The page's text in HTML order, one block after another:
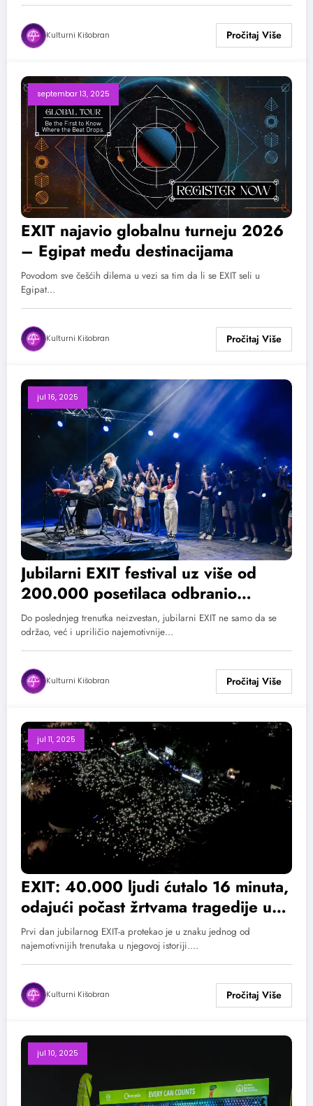
Kulturni Kišobran
septembar 13, 2025
EXIT najavio globalnu turneju 2026
– Egipat među destinacijama
Povodom sve češćih dilema u vezi sa tim da li se EXIT seli u
Egipat…
Kulturni Kišobran
jul 16, 2025
Jubilarni EXIT festival uz više od
200.000 posetilaca odbranio
slobodu uz poruku da su ljubav i
svetlost nezaustavljivi
Do poslednjeg trenutka neizvestan, jubilarni EXIT ne samo da se
održao, već i upriličio najemotivnije…
Kulturni Kišobran
jul 11, 2025
EXIT: 40.000 ljudi ćutalo 16 minuta,
odajući počast žrtvama tragedije u
Novom Sadu
Prvi dan jubilarnog EXIT-a protekao je u znaku jednog od
najemotivnijih trenutaka u njegovoj istoriji.…
Kulturni Kišobran
jul 10, 2025